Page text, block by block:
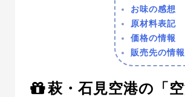
お味の感想
原材料表記
価格の情報
販売先の情報
萩・石見空港の「